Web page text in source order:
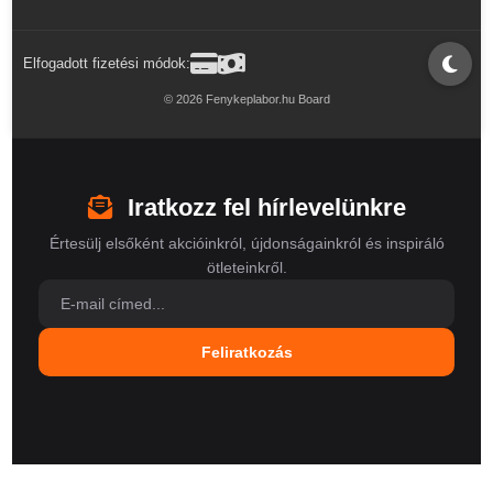
Elfogadott fizetési módok:
© 2026 Fenykeplabor.hu Board
Iratkozz fel hírlevelünkre
Értesülj elsőként akcióinkról, újdonságainkról és inspiráló
ötleteinkről.
Feliratkozás